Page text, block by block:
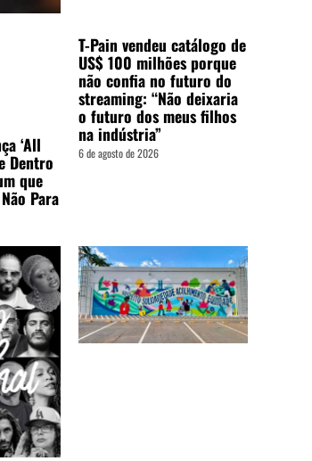
‘All
Dentro
que
Para
T-Pain vendeu catálogo de
US$ 100 milhões porque
não confia no futuro do
streaming: “Não deixaria
o futuro dos meus filhos
na indústria”
6 de agosto de 2026